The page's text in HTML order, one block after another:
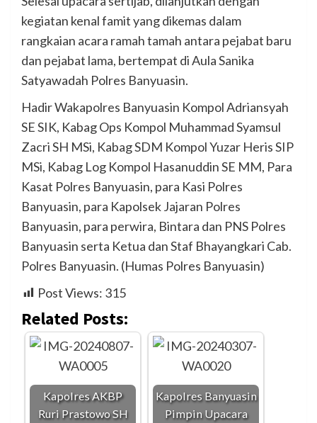
kegiatan kenal famit yang dikemas dalam
rangkaian acara ramah tamah antara pejabat baru
dan pejabat lama, bertempat di Aula Sanika
Satyawadah Polres Banyuasin.
Hadir Wakapolres Banyuasin Kompol Adriansyah
SE SIK, Kabag Ops Kompol Muhammad Syamsul
Zacri SH MSi, Kabag SDM Kompol Yuzar Heris SIP
MSi, Kabag Log Kompol Hasanuddin SE MM, Para
Kasat Polres Banyuasin, para Kasi Polres
Banyuasin, para Kapolsek Jajaran Polres
Banyuasin, para perwira, Bintara dan PNS Polres
Banyuasin serta Ketua dan Staf Bhayangkari Cab.
Polres Banyuasin. (Humas Polres Banyuasin)
Post Views: 315
Related Posts:
Kapolres AKBP
Ruri Prastowo SH
Kapolres Banyuasin
Pimpin Upacara